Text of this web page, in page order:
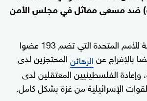
ضد مسعى مماثل في مجلس الأمن
وتبنت الجمعية العامة للأمم المتحدة التي تضم 193 عضوا
بالإفراج عنالرهائنالمحتجزين لدى
الفلسطينيين المعتقلين لدى
الإسرائيلية من غزة بشكل كامل.